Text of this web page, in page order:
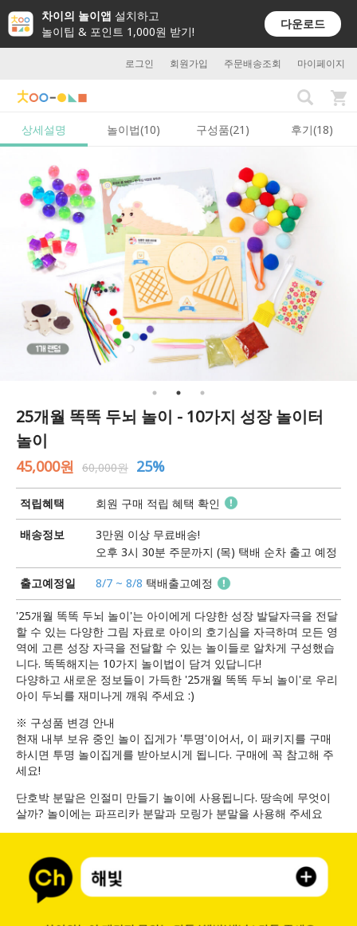
차이의 놀이앱 설치하고
놀이팁 & 포인트 1,000원 받기!
다운로드
로그인 회원가입 주문배송조회 마이페이지
상세설명 놀이법(10) 구성품(21) 후기(18)
25개월 똑똑 두뇌 놀이 - 10가지 성장 놀이터
놀이
45,000원 60,000원 25%
적립혜택 회원 구매 적립 혜택 확인
배송정보
3만원 이상 무료배송!
오후 3시 30분 주문까지 (목) 택배 순차 출고 예정
출고예정일 8/7 ~ 8/8 택배출고예정
'25개월 똑똑 두뇌 놀이'는 아이에게 다양한 성장 발달자극을 전달
할 수 있는 다양한 그림 자료로 아이의 호기심을 자극하며 모든 영
역에 고른 성장 자극을 전달할 수 있는 놀이들로 알차게 구성했습
니다. 똑똑해지는 10가지 놀이법이 담겨 있답니다!
다양하고 새로운 정보들이 가득한 '25개월 똑똑 두뇌 놀이'로 우리
아이 두뇌를 재미나게 깨워 주세요 :)
※ 구성품 변경 안내
현재 내부 보유 중인 놀이 집게가 '투명'이어서, 이 패키지를 구매
하시면 투명 놀이집게를 받아보시게 됩니다. 구매에 꼭 참고해 주
세요!
단호박 분말은 인절미 만들기 놀이에 사용됩니다. 땅속에 무엇이
살까? 놀이에는 파프리카 분말과 모링가 분말을 사용해 주세요